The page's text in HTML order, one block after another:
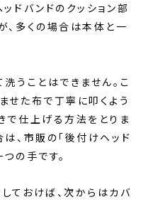
ドバンドのクッション部
、多くの場合は本体と一
うことはできません。こ
せた布で丁寧に叩くよう
で仕上げる方法をとりま
、市販の「後付けヘッド
の手です。
ておけば、次からはカバ